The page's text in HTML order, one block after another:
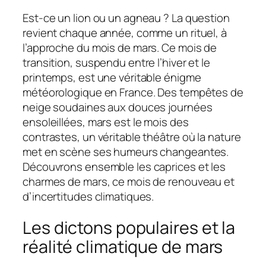
Est-ce un lion ou un agneau ? La question
revient chaque année, comme un rituel, à
l’approche du mois de mars. Ce mois de
transition, suspendu entre l’hiver et le
printemps, est une véritable énigme
météorologique en France. Des tempêtes de
neige soudaines aux douces journées
ensoleillées, mars est le mois des
contrastes, un véritable théâtre où la nature
met en scène ses humeurs changeantes.
Découvrons ensemble les caprices et les
charmes de mars, ce mois de renouveau et
d’incertitudes climatiques.
Les dictons populaires et la
réalité climatique de mars